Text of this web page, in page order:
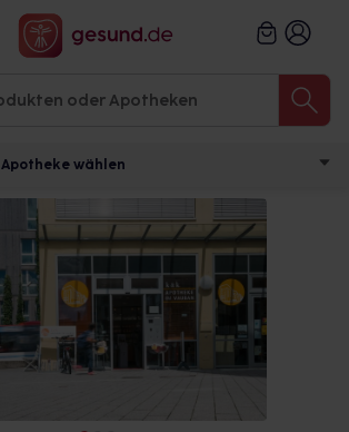
Apotheke wählen